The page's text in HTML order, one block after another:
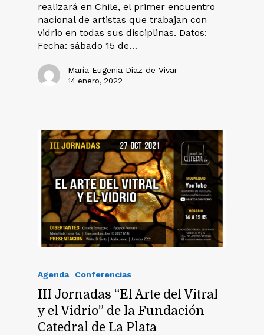
realizará en Chile, el primer encuentro
nacional de artistas que trabajan con
vidrio en todas sus disciplinas. Datos:
Fecha: sábado 15 de…
María Eugenia Diaz de Vivar
14 enero, 2022
Agenda Conferencias
III Jornadas “El Arte del Vitral
y el Vidrio” de la Fundación
Catedral de La Plata